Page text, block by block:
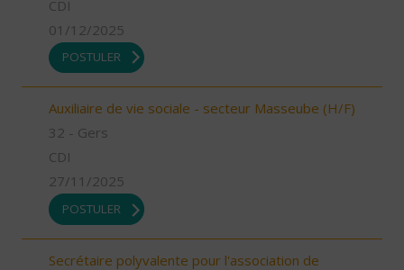
CDI
01/12/2025
POSTULER
Auxiliaire de vie sociale - secteur Masseube (H/F)
32 - Gers
CDI
27/11/2025
POSTULER
Secrétaire polyvalente pour l'association de